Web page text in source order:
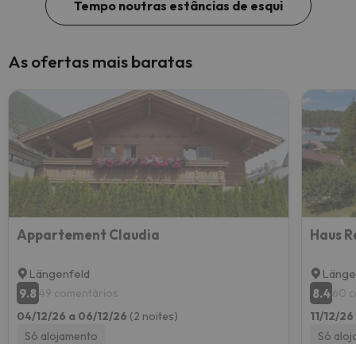
Tempo noutras estâncias de esqui
As ofertas mais baratas
Appartement Claudia
Längenfeld
9.8 49 comentários
04/12/26 a 06/12/26 (2 noites)
Só alojamento
Haus
8.460
11/12/
Só